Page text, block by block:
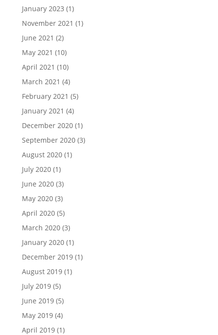
January 2023 (1)
November 2021 (1)
June 2021 (2)
May 2021 (10)
April 2021 (10)
March 2021 (4)
February 2021 (5)
January 2021 (4)
December 2020(1)
September 2020(3)
August 2020(1)
July 2020(1)
June 2020(3)
May 2020(3)
April 2020(5)
March 2020(3)
January 2020(1)
December 2019(1)
August 2019(1)
July 2019(5)
June 2019(5)
May 2019(4)
April 2019(1)